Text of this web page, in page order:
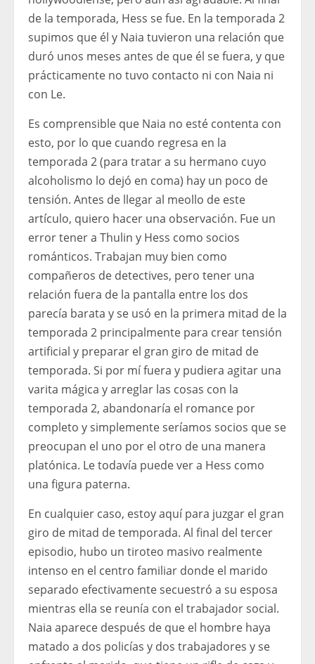
de la temporada, Hess se fue. En la temporada 2
supimos que él y Naia tuvieron una relación que
duró unos meses antes de que él se fuera, y que
prácticamente no tuvo contacto ni con Naia ni
con Le.
Es comprensible que Naia no esté contenta con
esto, por lo que cuando regresa en la
temporada 2 (para tratar a su hermano cuyo
alcoholismo lo dejó en coma) hay un poco de
tensión. Antes de llegar al meollo de este
artículo, quiero hacer una observación. Fue un
error tener a Thulin y Hess como socios
románticos. Trabajan muy bien como
compañeros de detectives, pero tener una
relación fuera de la pantalla entre los dos
parecía barata y se usó en la primera mitad de la
temporada 2 principalmente para crear tensión
artificial y preparar el gran giro de mitad de
temporada. Si por mí fuera y pudiera agitar una
varita mágica y arreglar las cosas con la
temporada 2, abandonaría el romance por
completo y simplemente seríamos socios que se
preocupan el uno por el otro de una manera
platónica. Le todavía puede ver a Hess como
una figura paterna.
En cualquier caso, estoy aquí para juzgar el gran
giro de mitad de temporada. Al final del tercer
episodio, hubo un tiroteo masivo realmente
intenso en el centro familiar donde el marido
separado efectivamente secuestró a su esposa
mientras ella se reunía con el trabajador social.
Naia aparece después de que el hombre haya
matado a dos policías y dos trabajadores y se